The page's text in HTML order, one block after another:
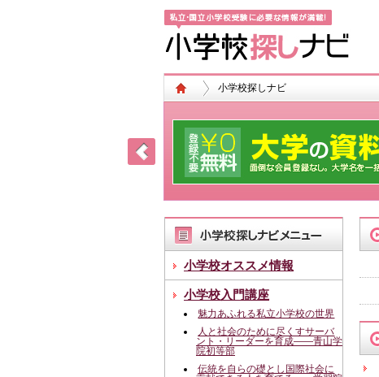
小学校探しナビ
小学校オススメ情報
小学校入門講座
魅力あふれる私立小学校の世界
人と社会のために尽くすサーバ
ント・リーダーを育成――青山学
院初等部
伝統を自らの礎とし国際社会に